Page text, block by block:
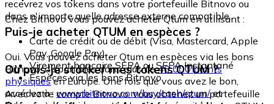
recevrez vos tokens dans votre portefeuille Bitnovo ou
dans n'importe quelle adresse externe compatible.
Chez Bitnovo vous pouvez acheter Qtum en utilisant :
Carte de crédit ou de débit (Visa, Mastercard, Apple
Pay, Google Pay)
Virement bancaire SEPA ou SEPA Instantané
Espèces via les bons Bitnovo
Puis-je acheter QTUM en espèces ?
Oui. Vous pouvez acheter Qtum en espèces via les bons
Bitnovo, disponibles dans plus de40 000 points
physiquesen Europe. Une fois que vous avez le bon,
accédez à : www.bitnovo.com/buy/cash/qtum/et
Où puis-je stocker mes tokens QTUM ?
Avec votre compte Bitnovo, vous obtenez un portefeuille